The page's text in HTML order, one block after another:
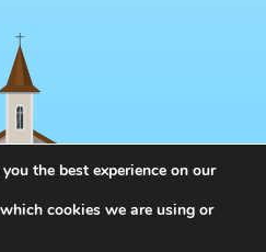
the best experience on our
cookies we are using or